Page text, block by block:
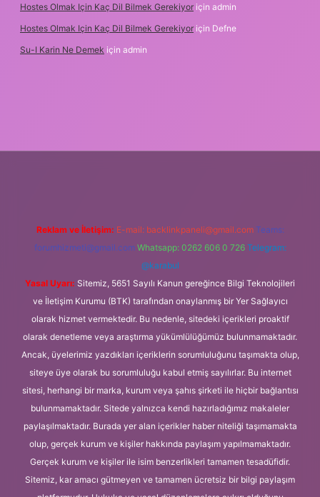
Hostes Olmak Için Kaç Dil Bilmek Gerekiyor için admin
Hostes Olmak Için Kaç Dil Bilmek Gerekiyor için Defne
Su-I Karin Ne Demek için admin
Reklam ve İletişim: E-mail: backlinkpaneli@gmail.com Teams:
forumhizmeti@gmail.com Whatsapp: 0262 606 0 726 Telegram:
@karabul
Yasal Uyarı: Sitemiz, 5651 Sayılı Kanun gereğince Bilgi Teknolojileri
ve İletişim Kurumu (BTK) tarafından onaylanmış bir Yer Sağlayıcı
olarak hizmet vermektedir. Bu nedenle, sitedeki içerikleri proaktif
olarak denetleme veya araştırma yükümlülüğümüz bulunmamaktadır.
Ancak, üyelerimiz yazdıkları içeriklerin sorumluluğunu taşımakta olup,
siteye üye olarak bu sorumluluğu kabul etmiş sayılırlar. Bu internet
sitesi, herhangi bir marka, kurum veya şahıs şirketi ile hiçbir bağlantısı
bulunmamaktadır. Sitede yalnızca kendi hazırladığımız makaleler
paylaşılmaktadır. Burada yer alan içerikler haber niteliği taşımamakta
olup, gerçek kurum ve kişiler hakkında paylaşım yapılmamaktadır.
Gerçek kurum ve kişiler ile isim benzerlikleri tamamen tesadüfidir.
Sitemiz, kar amacı gütmeyen ve tamamen ücretsiz bir bilgi paylaşım